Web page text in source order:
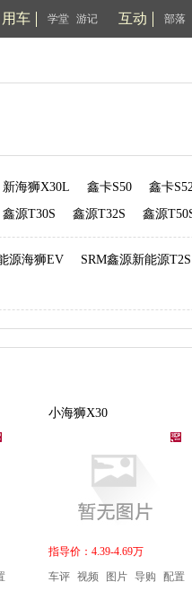
用车 学堂 游记 互动 部落
新海狮X30L 鑫卡S50 鑫卡
鑫源T30S 鑫源T32S 鑫源
源海狮EV SRM鑫源新能源
小海狮X30
指导价：4.39-4.69万
车评 视频 图片 导购 配置